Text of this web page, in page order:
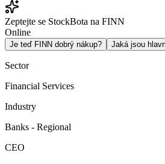
Zeptejte se StockBota na FINN
Online
Je teď FINN dobrý nákup? Jaká jsou
Sector
Financial Services
Industry
Banks - Regional
CEO